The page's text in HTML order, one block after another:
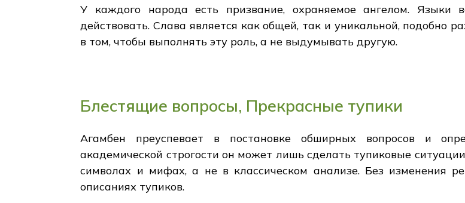
У каждого народа есть призвание, охраняемое ангелом. Языки
действовать. Слава является как общей, так и уникальной, подобно
в том, чтобы выполнять эту роль, а не выдумывать другую.
Блестящие вопросы, Прекрасные тупики
Агамбен преуспевает в постановке обширных вопросов и
академической строгости он может лишь сделать тупиковые
символах и мифах, а не в классическом анализе. Без изменения
описаниях тупиков.